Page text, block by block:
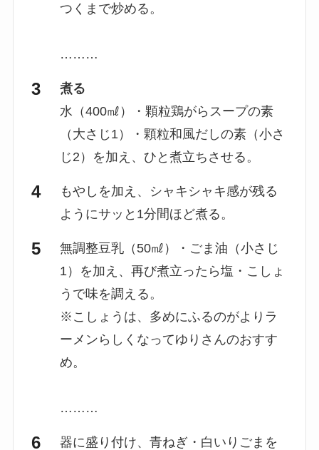
つくまで炒める。
………
煮る
水（400㎖）・顆粒鶏がらスープの素
（大さじ1）・顆粒和風だしの素（小さ
じ2）を加え、ひと煮立ちさせる。
もやしを加え、シャキシャキ感が残る
ようにサッと1分間ほど煮る。
無調整豆乳（50㎖）・ごま油（小さじ
1）を加え、再び煮立ったら塩・こしょ
うで味を調える。
※こしょうは、多めにふるのがよりラ
ーメンらしくなってゆりさんのおすす
め。
………
器に盛り付け、青ねぎ・白いりごまを